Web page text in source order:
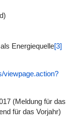
Energiequelle[3]
viewpage.action?
(Meldung für das
für das Vorjahr)